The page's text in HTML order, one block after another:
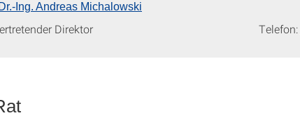
Ing. Andreas Michalowski
Direktor Telefon: